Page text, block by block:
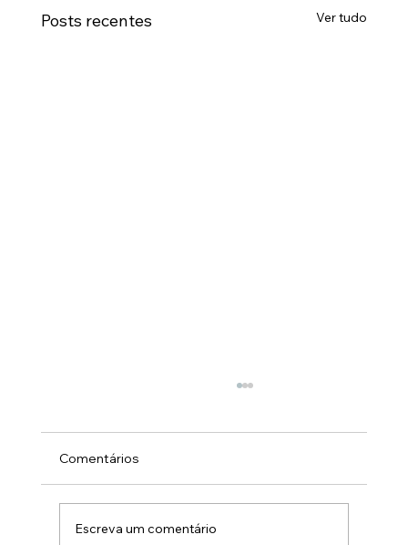
Posts recentes Ver tudo
Comentários
Escreva um comentário